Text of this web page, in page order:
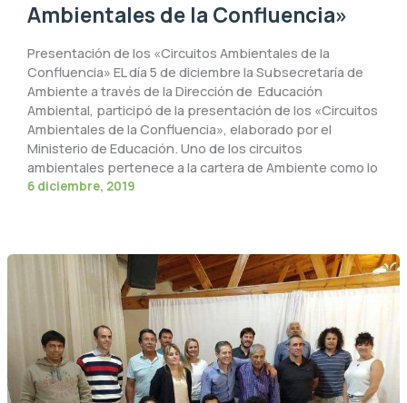
Ambientales de la Confluencia»
Presentación de los «Circuitos Ambientales de la
Confluencia» EL día 5 de diciembre la Subsecretaría de
Ambiente a través de la Dirección de Educación
Ambiental, participó de la presentación de los «Circuitos
Ambientales de la Confluencia», elaborado por el
Ministerio de Educación. Uno de los circuitos
ambientales pertenece a la cartera de Ambiente como lo
6 diciembre, 2019